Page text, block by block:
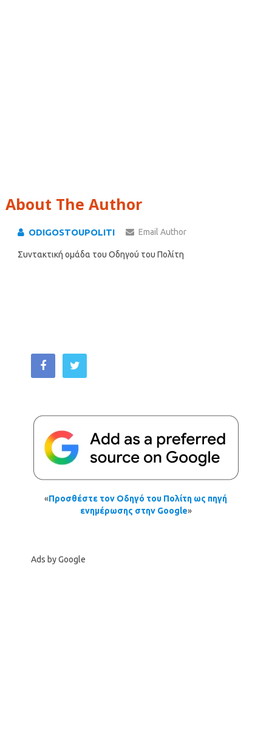
About The Author
ODIGOSTOUPOLITI Email Author
Συντακτική ομάδα του Οδηγού του Πολίτη
«Προσθέστε τον Οδηγό του Πολίτη ως πηγή
ενημέρωσης στην Google»
Ads by Google